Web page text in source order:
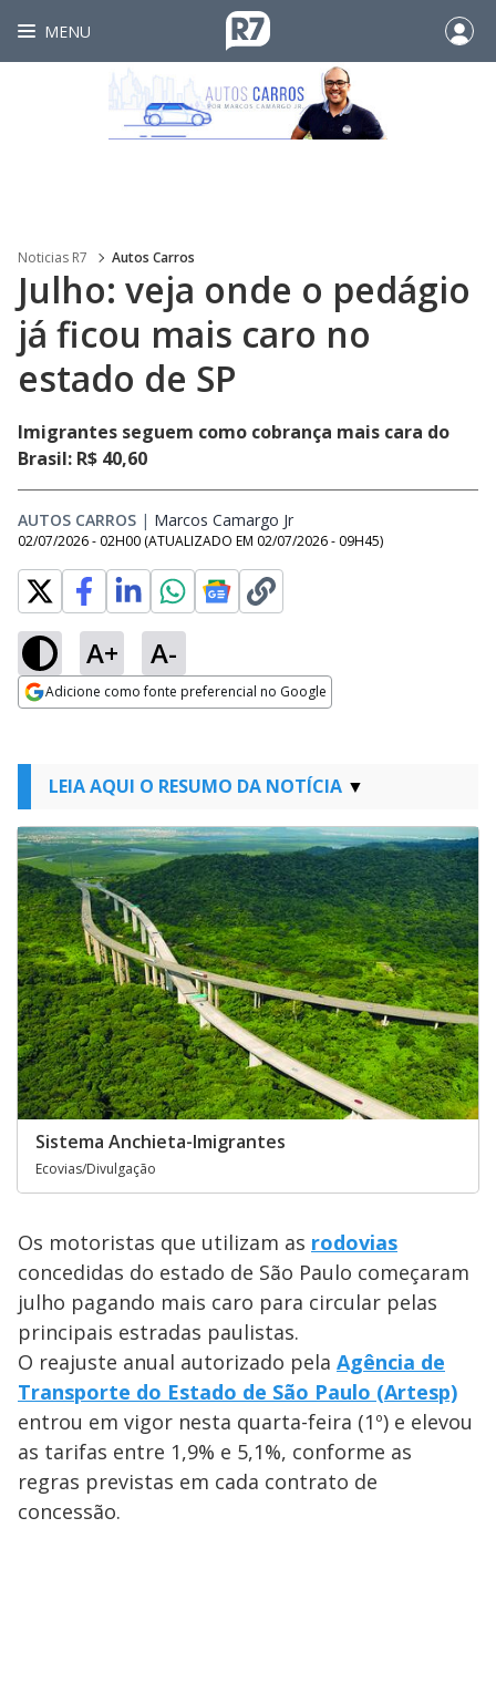
MENU
Noticias R7 Autos Carros
Julho: veja onde o pedágio
já ficou mais caro no
estado de SP
Imigrantes seguem como cobrança mais cara do
Brasil: R$ 40,60
AUTOS CARROS | Marcos Camargo Jr
02/07/2026 - 02H00 (ATUALIZADO EM 02/07/2026 - 09H45)
A+ A-
Adicione como fonte preferencial no Google
LEIA AQUI O RESUMO DA NOTÍCIA
Sistema Anchieta-Imigrantes
Ecovias/Divulgação
Os motoristas que utilizam as rodovias
concedidas do estado de São Paulo começaram
julho pagando mais caro para circular pelas
principais estradas paulistas.
O reajuste anual autorizado pela Agência de
Transporte do Estado de São Paulo (Artesp)
entrou em vigor nesta quarta-feira (1º) e elevou
as tarifas entre 1,9% e 5,1%, conforme as
regras previstas em cada contrato de
concessão.